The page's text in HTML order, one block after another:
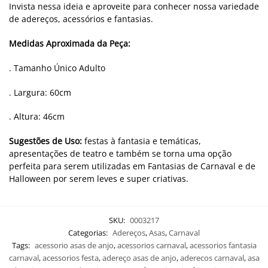
Invista nessa ideia e aproveite para conhecer nossa variedade
de adereços, acessórios e fantasias.
Medidas Aproximada da Peça:
. Tamanho Único Adulto
. Largura: 60cm
. Altura: 46cm
Sugestões de Uso: festas à fantasia e temáticas,
apresentações de teatro e também se torna uma opção
perfeita para serem utilizadas em Fantasias de Carnaval e de
Halloween por serem leves e super criativas.
SKU: 0003217
Categorias: Adereços,Asas,Carnaval
Tags: acessorio asas de anjo,acessorios carnaval,acessorios fantasia
carnaval,acessorios festa,adereço asas de anjo,aderecos carnaval,asa